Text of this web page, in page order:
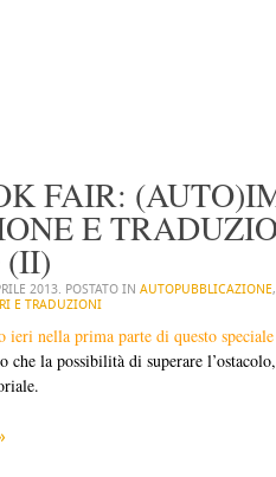
FAIR:
E
(II)
2013. POSTATO IN AUTOPUBBLICAZIONE
E TRADUZIONI
ieri nella prima parte di questo
che la possibilità di superare